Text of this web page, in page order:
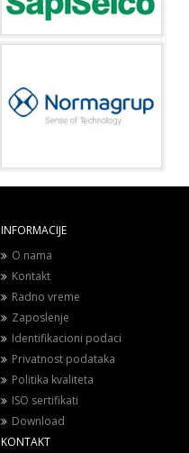
INFORMACIJE
O nama
Kontakt
Radno vreme
Zaposlenje
Identifikacioni podaci
Privatnost podataka
Politika kvaliteta
ISO sertifikati
Download
KONTAKT